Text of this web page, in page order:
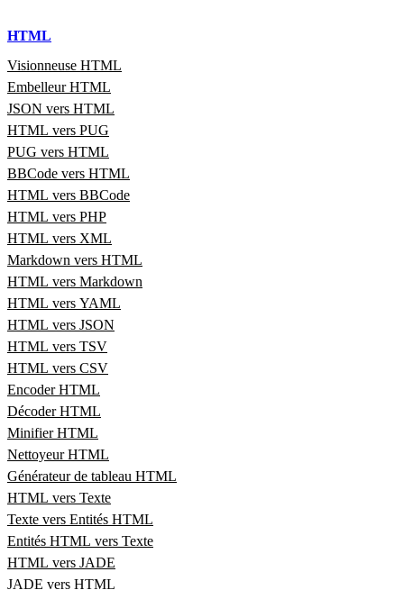
HTML
Visionneuse HTML
Embelleur HTML
JSON vers HTML
HTML vers PUG
PUG vers HTML
BBCode vers HTML
HTML vers BBCode
HTML vers PHP
HTML vers XML
Markdown vers HTML
HTML vers Markdown
HTML vers YAML
HTML vers JSON
HTML vers TSV
HTML vers CSV
Encoder HTML
Décoder HTML
Minifier HTML
Nettoyeur HTML
Générateur de tableau HTML
HTML vers Texte
Texte vers Entités HTML
Entités HTML vers Texte
HTML vers JADE
JADE vers HTML